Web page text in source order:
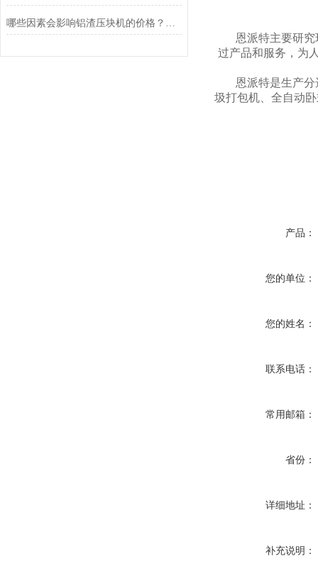
哪些因素会影响铝渣压块机的价格？选购时推荐恩派特品牌
恩派特主要研
过产品和服务，为
恩派特是生产
圾打包机、全自动
产品：
您的单位：
您的姓名：
联系电话：
常用邮箱：
省份：
详细地址：
补充说明：